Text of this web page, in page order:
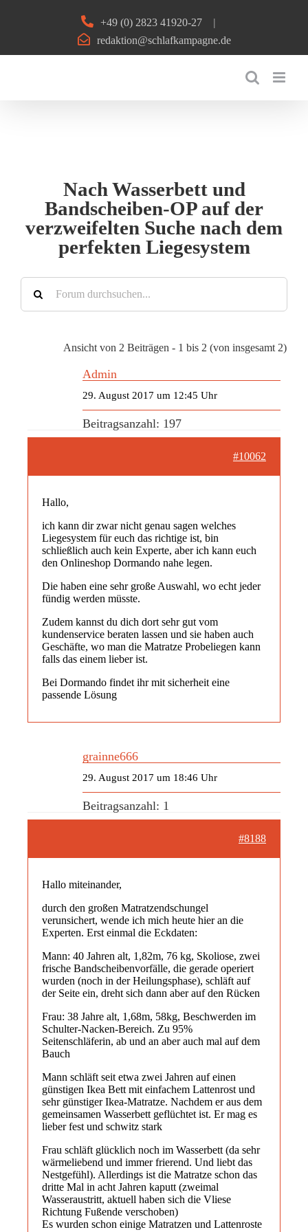
+49 (0) 2823 41920-27
|
redaktion@schlafkampagne.de
Nach Wasserbett und
Bandscheiben-OP auf der
verzweifelten Suche nach dem
perfekten Liegesystem
Ansicht von 2 Beiträgen - 1 bis 2 (von insgesamt 2)
Admin
29. August 2017 um 12:45 Uhr
Beitragsanzahl: 197
#10062
Hallo,
ich kann dir zwar nicht genau sagen welches
Liegesystem für euch das richtige ist, bin
schließlich auch kein Experte, aber ich kann euch
den Onlineshop Dormando nahe legen.
Die haben eine sehr große Auswahl, wo echt jeder
fündig werden müsste.
Zudem kannst du dich dort sehr gut vom
kundenservice beraten lassen und sie haben auch
Geschäfte, wo man die Matratze Probeliegen kann
falls das einem lieber ist.
Bei Dormando findet ihr mit sicherheit eine
passende Lösung
grainne666
29. August 2017 um 18:46 Uhr
Beitragsanzahl: 1
#8188
Hallo miteinander,
durch den großen Matratzendschungel
verunsichert, wende ich mich heute hier an die
Experten. Erst einmal die Eckdaten:
Mann: 40 Jahren alt, 1,82m, 76 kg, Skoliose, zwei
frische Bandscheibenvorfälle, die gerade operiert
wurden (noch in der Heilungsphase), schläft auf
der Seite ein, dreht sich dann aber auf den Rücken
Frau: 38 Jahre alt, 1,68m, 58kg, Beschwerden im
Schulter-Nacken-Bereich. Zu 95%
Seitenschläferin, ab und an aber auch mal auf dem
Bauch
Mann schläft seit etwa zwei Jahren auf einen
günstigen Ikea Bett mit einfachem Lattenrost und
sehr günstiger Ikea-Matratze. Nachdem er aus dem
gemeinsamen Wasserbett geflüchtet ist. Er mag es
lieber fest und schwitz stark
Frau schläft glücklich noch im Wasserbett (da sehr
wärmeliebend und immer frierend. Und liebt das
Nestgefühl). Allerdings ist die Matratze schon das
dritte Mal in acht Jahren kaputt (zweimal
Wasseraustritt, aktuell haben sich die Vliese
Richtung Fußende verschoben)
Es wurden schon einige Matratzen und Lattenroste